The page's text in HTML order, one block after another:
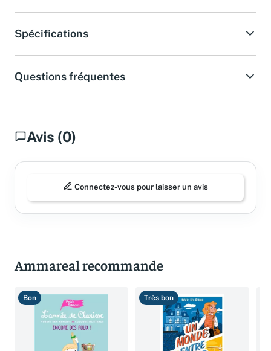
Spécifications
Questions fréquentes
Avis (0)
Connectez-vous pour laisser un avis
Ammareal recommande
Bon Très bon